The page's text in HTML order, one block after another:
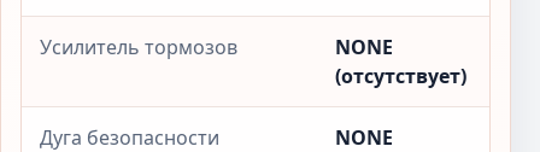
Усилитель тормозов
NONE
(отсутствует)
Дуга безопасности
NONE